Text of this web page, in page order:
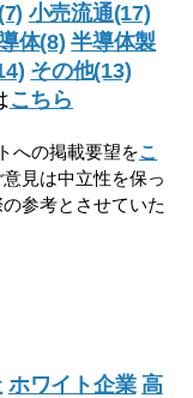
小売流通(17)
体(8) 半導体製
その他(13)
こちら
への掲載要望をこ
見は中立性を保っ
参考とさせていた
ホワイト企業 高